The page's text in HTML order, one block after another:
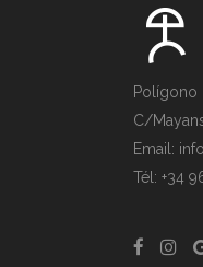
Polígono
C/
Email:
Tél: +34